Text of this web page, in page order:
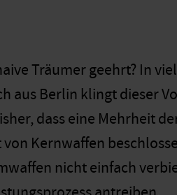
Träumer geehrt? In
aus Berlin klingt dieser
dass eine Mehrheit
Kernwaffen
nicht einfach